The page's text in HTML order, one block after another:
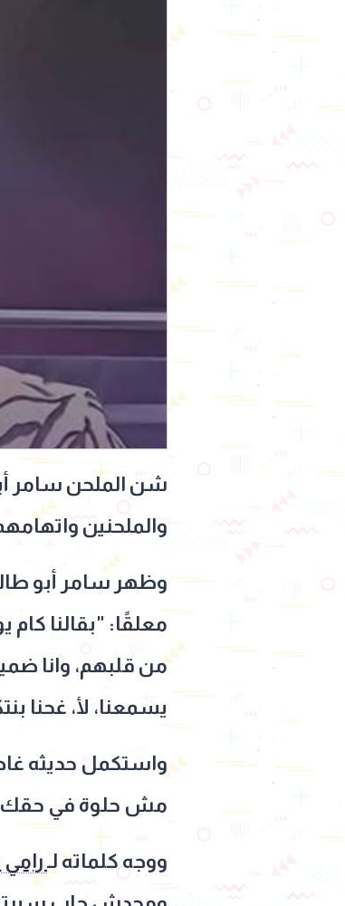
شن الملحن سامر
والملحنين
وظهر سامر أبو
معلقًا: "بقالنا كام
من قلبهم، وانا
يسمعنا، لأ، غحنا
واستكمل حديثه
مش حلوة في حقك
ووجه كلماته لـ